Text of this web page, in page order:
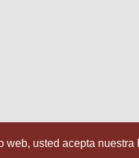
usted acepta nuestra